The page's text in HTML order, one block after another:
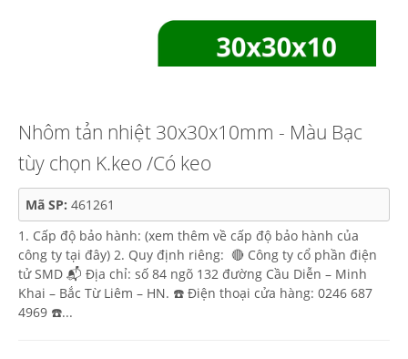
Nhôm tản nhiệt 30x30x10mm - Màu Bạc
tùy chọn K.keo /Có keo
Mã SP: 461261
1. Cấp độ bảo hành: (xem thêm về cấp độ bảo hành của
công ty tại đây) 2. Quy định riêng: 🔴 Công ty cổ phần điện
tử SMD 📬 Địa chỉ: số 84 ngõ 132 đường Cầu Diễn – Minh
Khai – Bắc Từ Liêm – HN. ☎️ Điện thoại cửa hàng: 0246 687
4969 ☎️...